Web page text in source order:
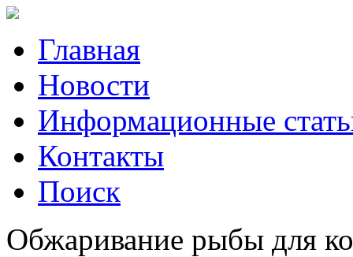
Главная
Новости
Информационные
Контакты
Поиск
Обжаривание рыбы для